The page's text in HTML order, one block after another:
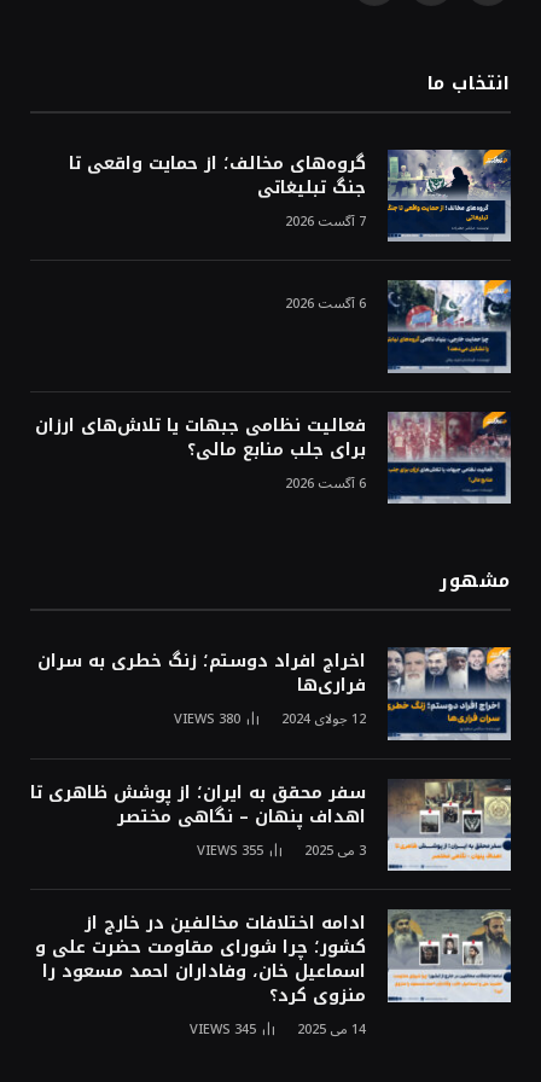
انتخاب ما
گروه‌های مخالف؛ از حمایت واقعی تا
جنگ تبلیغاتی
7 آگست 2026
6 آگست 2026
فعالیت نظامی جبهات یا تلاش‌های ارزان
برای جلب منابع مالی؟
6 آگست 2026
مشهور
اخراج افراد دوستم؛ زنگ خطری به سران
فراری‌ها
12 جولای 2024 380
VIEWS
سفر محقق به ایران؛ از پوشش ظاهری تا
اهداف پنهان – نگاهی مختصر
3 می 2025 355
VIEWS
ادامه اختلافات مخالفین در خارج از
کشور؛ چرا شورای مقاومت حضرت علی و
اسماعیل خان، وفاداران احمد مسعود را
منزوی کرد؟
14 می 2025 345
VIEWS